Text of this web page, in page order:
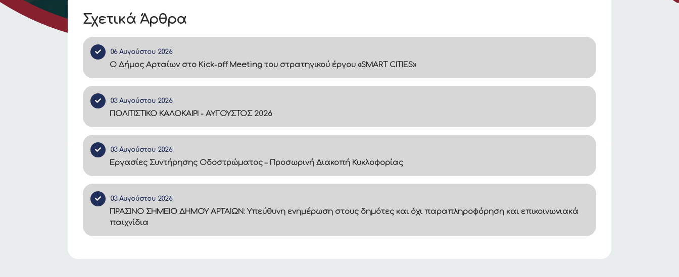
Σχετικά Άρθρα
06 Αυγούστου 2026
Ο Δήμος Αρταίων στο Kick-off Meeting του στρατηγικού έργου «SMART CITIES»
03 Αυγούστου 2026
ΠΟΛΙΤΙΣΤΙΚΟ ΚΑΛΟΚΑΙΡΙ - ΑΥΓΟΥΣΤΟΣ 2026
03 Αυγούστου 2026
Εργασίες Συντήρησης Οδοστρώματος – Προσωρινή Διακοπή Κυκλοφορίας
03 Αυγούστου 2026
ΠΡΑΣΙΝΟ ΣΗΜΕΙΟ ΔΗΜΟΥ ΑΡΤΑΙΩΝ: Υπεύθυνη ενημέρωση στους δημότες και όχι παραπληροφόρηση και επικοινωνιακά
παιχνίδια